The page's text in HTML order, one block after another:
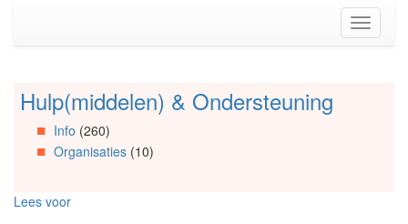
(Accesskey
Toggle
Spring
Artikels
Spring
Spring
Hulp(middelen) & Ondersteuning
Info (260)
Organisaties(10)
Lees voor